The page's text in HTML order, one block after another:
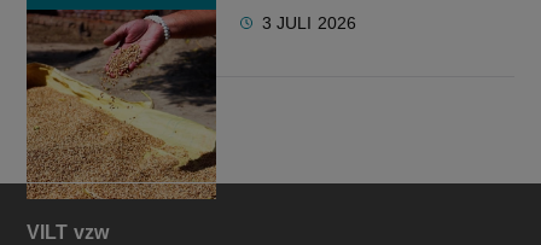
3 JULI 2026
VILT vzw